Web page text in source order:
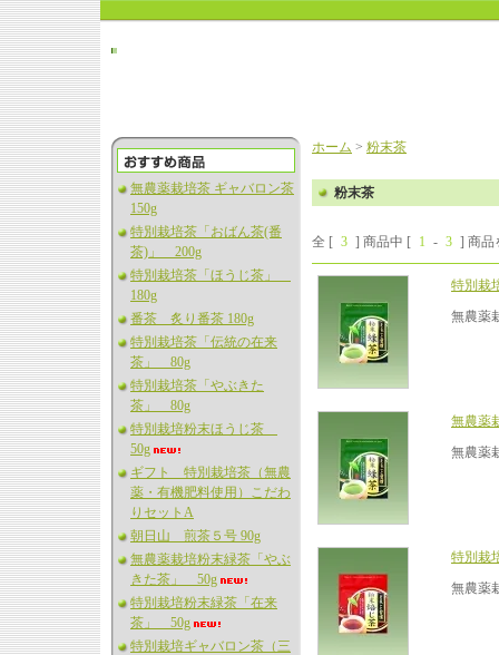
無農薬栽培茶 ギャバロン茶
150g
特別栽培茶「おばん茶(番
茶)」 200g
特別栽培茶「ほうじ茶」
180g
番茶 炙り番茶 180g
特別栽培茶「伝統の在来
茶」 80g
特別栽培茶「やぶきた
茶」 80g
特別栽培粉末ほうじ茶
50g
ギフト 特別栽培茶（無農
薬・有機肥料使用）こだわ
りセットA
朝日山 煎茶５号 90g
無農薬栽培粉末緑茶「やぶ
きた茶」 50g
特別栽培粉末緑茶「在来
茶」 50g
特別栽培ギャバロン茶（三
ホーム > 粉末茶
粉末茶
全 [ 3 ] 商品中 [ 1 - 3 ] 商品
特別栽
無農薬
無農薬
無農薬
特別栽
無農薬